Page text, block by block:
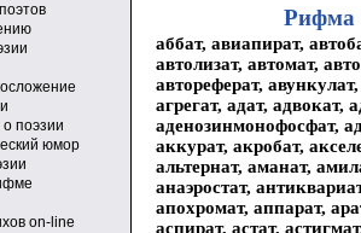
поэзии
юмор
on-line
Рифма
аббат, авиапират,
автолизат, автомат,
автореферат,
агрегат, адат, адвокат,
аденозинмонофосфат,
аккурат, акробат,
альтернат, аманат,
анаэростат,
апохромат, аппарат,
аспират, астат,